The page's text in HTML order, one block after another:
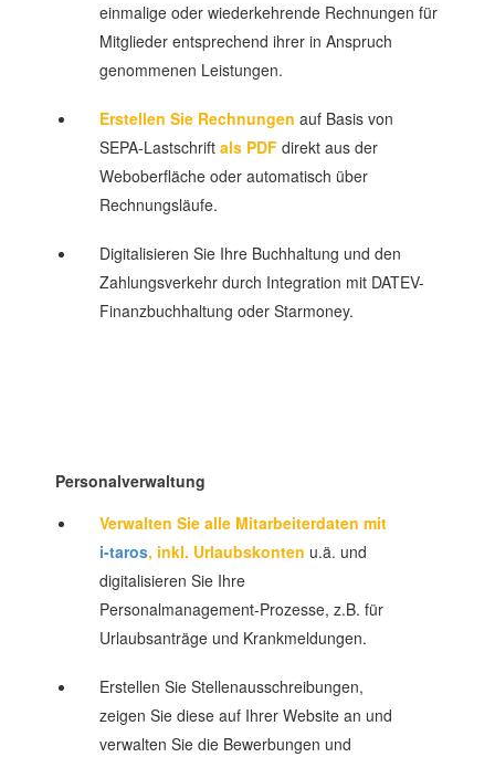
einmalige oder wiederkehrende Rechnungen für
Mitglieder entsprechend ihrer in Anspruch
genommenen Leistungen.
Erstellen Sie Rechnungen auf Basis von
SEPA-Lastschrift als PDF direkt aus der
Weboberfläche oder automatisch über
Rechnungsläufe.
Digitalisieren Sie Ihre Buchhaltung und den
Zahlungsverkehr durch Integration mit DATEV-
Finanzbuchhaltung oder Starmoney.
Personalverwaltung
Verwalten Sie alle Mitarbeiterdaten mit
i-taros, inkl. Urlaubskonten u.ä. und
digitalisieren Sie Ihre
Personalmanagement-Prozesse, z.B. für
Urlaubsanträge und Krankmeldungen.
Erstellen Sie Stellenausschreibungen,
zeigen Sie diese auf Ihrer Website an und
verwalten Sie die Bewerbungen und